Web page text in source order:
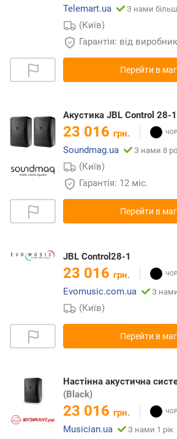
Telemart.ua
З нами
(Київ)
Гарантія: від
Перейти в
Акустика JBL Control 28-1
23 016 грн.
Soundmag.ua
З нами 8
(Київ)
Гарантія: 12 міс.
Перейти в
JBL Control28-1
23 016 грн.
Evomusic.com.ua
З
(Київ)
Перейти в
Настінна акустична
(Black)
23 016 грн.
Musician.ua
З нами 1 рік